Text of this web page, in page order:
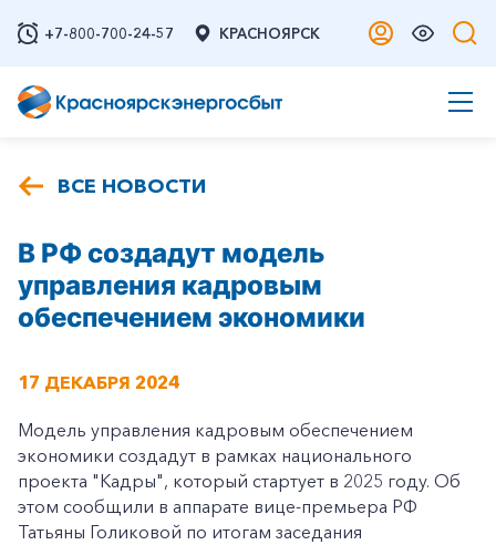
+7-800-700-24-57 КРАСНОЯРСК
ВСЕ НОВОСТИ
В РФ создадут модель
управления кадровым
обеспечением экономики
17 ДЕКАБРЯ 2024
Модель управления кадровым обеспечением
экономики создадут в рамках национального
проекта "Кадры", который стартует в 2025 году. Об
этом сообщили в аппарате вице-премьера РФ
Татьяны Голиковой по итогам заседания